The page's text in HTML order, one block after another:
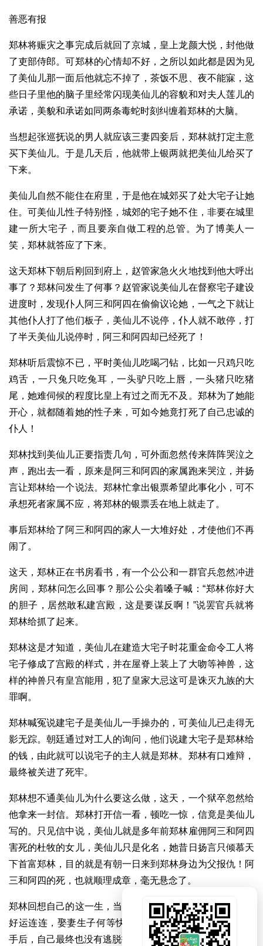
善恶有报
郑林将赈灾之事完成后就回了京城，皇上龙颜大悦，封他做
了吏部侍郎。可郑林的心情却不好，之所以如此都是因为见
了美仙儿那一面后他就忘不掉了，茶饭不思、夜不能寐，这
些日子里他的脑子里经常闪现美仙儿的容貌和对夫人莲儿的
承诺，美貌和承诺如同两条毒蛇时刻纠缠着郑林的大脑。
当想起张巡抚说的男人就应该三妻四妾后，郑林就打定主意
买下美仙儿。于是几天后，他就带上银两就把美仙儿给买了
下来。
美仙儿自然不能住在府里，于是他在城郊买了处大宅子让她
住。可美仙儿性子特别怪，城郊的宅子她不住，非要在城里
建一所大宅子，而且要亲自做工程的总管。为了博美人一
笑，郑林就答应了下来。
这天郑林下朝后刚回到府上，赵管家急火火地找到他大呼出
事了？郑林问发生了何事？赵管家说美仙儿在督察宅子建设
进度时，发现仆人阿三和阿四在偷偷议论她，一气之下就让
其他仆人打了他们板子，美仙儿不说停，仆人就不敢停，打
了半天美仙儿说停时，阿三和阿四却已经死了！
郑林听后震惊不已，平时美仙儿吃喝刁钻，比如一只鸡只吃
鸡舌，一只兔只吃兔耳，一头驴只吃上唇，一头猪只吃猪
尾，她难伺候的程度比皇上有过之而无不及。郑林为了她能
开心，就都随着她的性子来，可如今她竟打死了自己忠诚的
仆人！
郑林找到美仙儿正要指责几句，可外面忽然传来阵阵哭泣之
声，跑出去一看，原来是阿三和阿四的家属跑来哭泣，并扬
言让郑林给一个说法。郑林忙拿出银票希望此事化小，可不
承想死者家属不应，将郑林的银票丢在地上就走了。
事后郑林给了阿三和阿四的家人一大堆好处，才使他们不再
闹了。
这天，郑林正在书房看书，有一个公公和一群官兵忽然冲进
房间，郑林问怎么回事？那公公尖着嗓子喊：“郑林你好大
的胆子，居然敢私建宫殿，这是要谋反啊！”说罢官兵就将
郑林给抓了起来。
郑林这是才知道，美仙儿在建造大宅子时花重金命令工人将
宅子修成了宫殿的样式，并在屋脊上装上了大吻等神兽，这
样的神兽只有皇宫能用，犯了皇家大忌这可是诛灭九族的大
罪啊。
郑林喊冤说建宅子是美仙儿一手操办的，可美仙儿已走得无
影无踪。朝廷通过对工人的询问，他们说建大宅子是郑林给
的钱，由此就可以说宅子的主人就是郑林。郑林有口难辩，
最终被关进了死牢。
郑林想不通美仙儿为什么要这么做，这天，一个狱卒忽然给
他拿来一封信。郑林打开信一看，顿吃一惊，信竟是美仙儿
写的。只见信中说，美仙儿就是多年前郑林雇佣阿三和阿四
害死的杜牧的女儿，美仙儿只是化名，她昔日扬言只倾慕天
下首富郑林，目的就是有朝一日来到郑林身边为父报仇！阿
三和阿四的死，也就顺理成章，毫无悬念了。
郑林回想自己的这一生，当初不顾一切救下金三通后，自己
好运连连，娶妻生子何等快乐;而当为了打败对手而痛下杀
手后，自己最终也没有逃脱报应，陷入死牢之中。